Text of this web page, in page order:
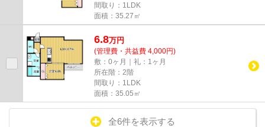
間取り：1LDK
面積：35.27㎡
6.8万円
(管理費・共益費 4,000円)
敷：0ヶ月｜礼：1ヶ月
所在階：2階
間取り：1LDK
面積：35.05㎡
全6件を表示する